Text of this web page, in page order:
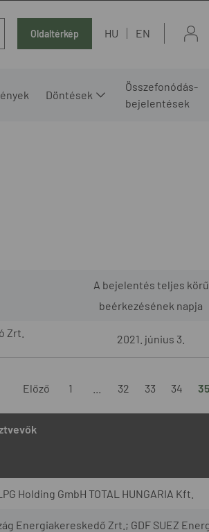
Oldaltérkép HU EN
Döntések
Összefonódás-
bejelentések
A bejelentés teljes körű
beérkezésének napja
Zrt.
2021. június 3.
Előző 1 32 33 34 35
Holding GmbH TOTAL HUNGARIA Kft.
Energiakereskedő Zrt.; GDF SUEZ